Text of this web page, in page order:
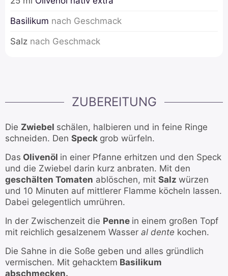
Basilikum nach Geschmack
Salz nach Geschmack
ZUBEREITUNG
Die Zwiebel schälen, halbieren und in feine Ringe
schneiden. Den Speck grob würfeln.
Das Olivenöl in einer Pfanne erhitzen und den Speck
und die Zwiebel darin kurz anbraten. Mit den
geschälten Tomaten ablöschen, mit Salz würzen
und 10 Minuten auf mittlerer Flamme köcheln lassen.
Dabei gelegentlich umrühren.
In der Zwischenzeit die Penne in einem großen Topf
mit reichlich gesalzenem Wasser al dente kochen.
Die Sahne in die Soße geben und alles gründlich
vermischen. Mit gehacktem Basilikum
abschmecken.